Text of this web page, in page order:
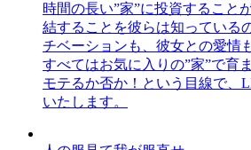
時間の長い”家”に投資すること
結することを彼らは知っている
チベーションも、彼女との愛情
すべてはお気に入りの”家”で育
モテるか否か！という目線で、
いたします。